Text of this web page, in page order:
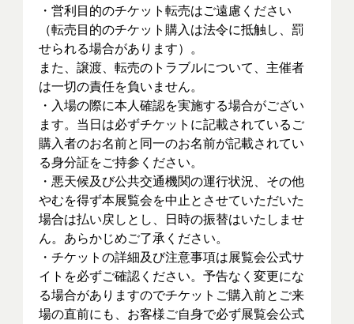
・営利目的のチケット転売はご遠慮ください
（転売目的のチケット購入は法令に抵触し、罰
せられる場合があります）。
また、譲渡、転売のトラブルについて、主催者
は一切の責任を負いません。
・入場の際に本人確認を実施する場合がござい
ます。当日は必ずチケットに記載されているご
購入者のお名前と同一のお名前が記載されてい
る身分証をご持参ください。
・悪天候及び公共交通機関の運行状況、その他
やむを得ず本展覧会を中止とさせていただいた
場合は払い戻しとし、日時の振替はいたしませ
ん。あらかじめご了承ください。
・チケットの詳細及び注意事項は展覧会公式サ
イトを必ずご確認ください。予告なく変更にな
る場合がありますのでチケットご購入前とご来
場の直前にも、お客様ご自身で必ず展覧会公式